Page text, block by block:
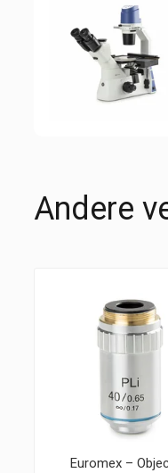
Andere
Euromex –